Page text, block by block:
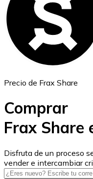
Ethereum
USD Coin
USDC
Precio de Frax Share
Comprar
Frax Share
Disfruta de un proceso
vender e intercambiar